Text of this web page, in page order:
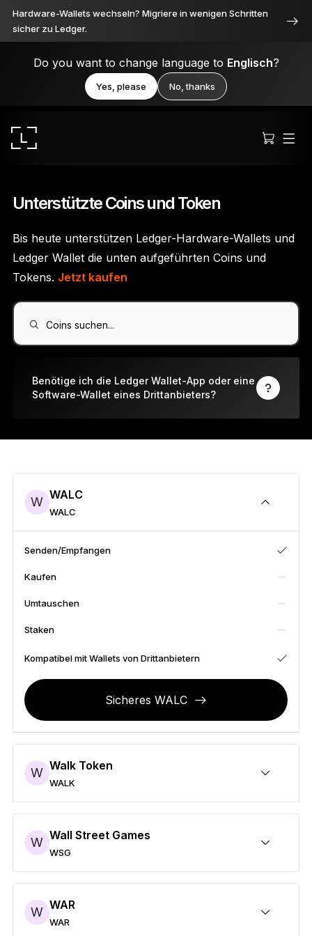
Hardware-Wallets wechseln? Migriere in wenigen Schritten
sicher zu Ledger.
Do you want to change language to Englisch?
Yes, please No, thanks
Durchweg erstklassig
Ledger NanoGen5
So individuell wie du
Gesamtes Sortiment anzeigen
Hardware-Wallets
Paket-Angebote
Zubehör
Wiederherstellungslösungen
Limitierte Editionen
Alle Produkte anzeigen
Unterstützte Coins und Token
Bis heute unterstützen Ledger-Hardware-Wallets und
Ledger Wallet die unten aufgeführten Coins und
Tokens. Jetzt kaufen
Coins suchen...
Benötige ich die Ledger Wallet-App oder eine
Software-Wallet eines Drittanbieters?
W WALC
WALC
Senden/Empfangen
Kaufen
Umtauschen
Staken
Kompatibel mit Wallets von Drittanbietern
Sicheres WALC
W Walk Token
WALK
Senden/Empfangen
Kaufen
Umtauschen
Staken
Kompatibel mit Wallets von Drittanbietern
Sicheres WALK
W Wall Street Games
WSG
Senden/Empfangen
Kaufen
Umtauschen
Staken
Kompatibel mit Wallets von Drittanbietern
Sicheres WSG
W WAR
WAR